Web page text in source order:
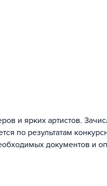
и ярких артистов.
по результатам
документов и